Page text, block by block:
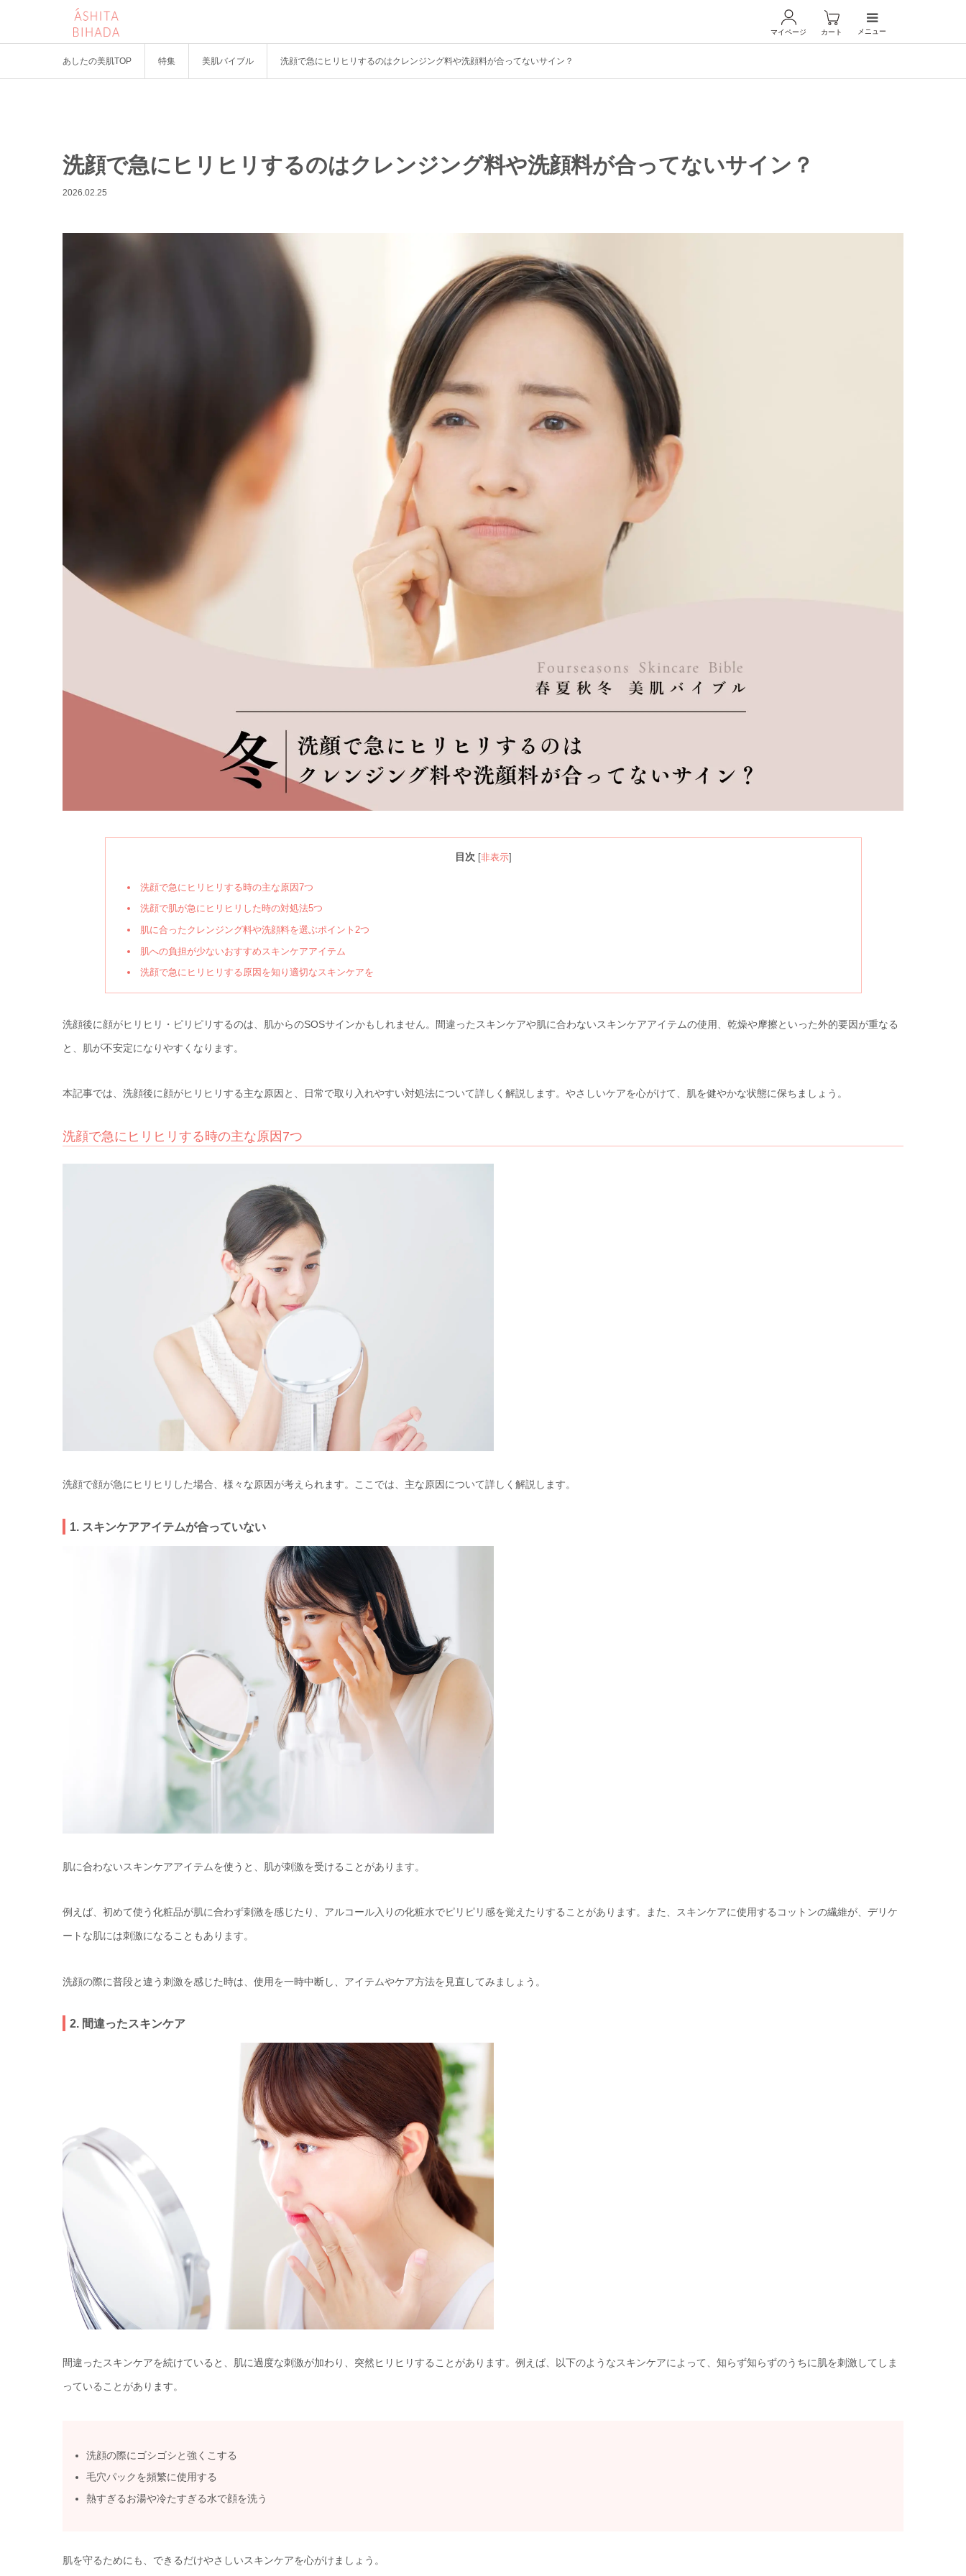
マイページ カート メニュー
あしたの美肌TOP 特集 美肌バイブル 洗顔で急にヒリヒリするのはクレンジング料や洗顔料が合ってないサイン？
洗顔で急にヒリヒリするのはクレンジング料や洗顔料が合ってないサイン？
2026.02.25
目次 非表示]
洗顔で急にヒリヒリする時の主な原因7つ
洗顔で肌が急にヒリヒリした時の対処法5つ
肌に合ったクレンジング料や洗顔料を選ぶポイント2つ
肌への負担が少ないおすすめスキンケアアイテム
洗顔で急にヒリヒリする原因を知り適切なスキンケアを
洗顔後に顔がヒリヒリ・ピリピリするのは、肌からのSOSサインかもしれません。間違ったスキンケアや肌に合わないスキンケアアイテムの使用、乾燥や摩擦といった外的要因が重なる
と、肌が不安定になりやすくなります。
本記事では、洗顔後に顔がヒリヒリする主な原因と、日常で取り入れやすい対処法について詳しく解説します。やさしいケアを心がけて、肌を健やかな状態に保ちましょう。
洗顔で急にヒリヒリする時の主な原因7つ
洗顔で顔が急にヒリヒリした場合、様々な原因が考えられます。ここでは、主な原因について詳しく解説します。
1. スキンケアアイテムが合っていない
肌に合わないスキンケアアイテムを使うと、肌が刺激を受けることがあります。
例えば、初めて使う化粧品が肌に合わず刺激を感じたり、アルコール入りの化粧水でピリピリ感を覚えたりすることがあります。また、スキンケアに使用するコットンの繊維が、デリケ
ートな肌には刺激になることもあります。
洗顔の際に普段と違う刺激を感じた時は、使用を一時中断し、アイテムやケア方法を見直してみましょう。
2. 間違ったスキンケア
間違ったスキンケアを続けていると、肌に過度な刺激が加わり、突然ヒリヒリすることがあります。例えば、以下のようなスキンケアによって、知らず知らずのうちに肌を刺激してしま
っていることがあります。
洗顔の際にゴシゴシと強くこする
毛穴パックを頻繁に使用する
熱すぎるお湯や冷たすぎる水で顔を洗う
肌を守るためにも、できるだけやさしいスキンケアを心がけましょう。